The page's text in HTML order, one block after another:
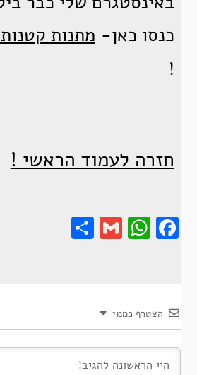
כנסו כאן- מתנות
!
חזרה לעמוד הראשי !
Gmail
Share
הצטרף כמנוי